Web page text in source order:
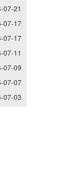
07-21
07-17
07-17
07-11
07-09
07-07
07-03